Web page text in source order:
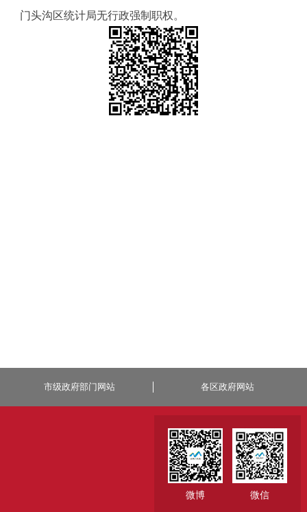
门头沟区统计局无行政强制职权。
市级政府部门网站 各区政府网站
微博 微信